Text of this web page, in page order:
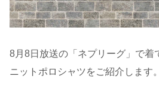
8月8日放送の「ネプリーグ」で着
ニットポロシャツをご紹介します。